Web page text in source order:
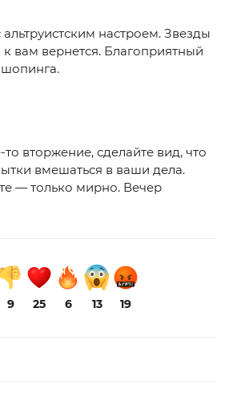
настроем. Звезды
вам вернется. Благоприятный
шопинга.
вторжение, сделайте вид, что
вмешаться в ваши дела.
— только мирно. Вечер
9 25 6 13 19